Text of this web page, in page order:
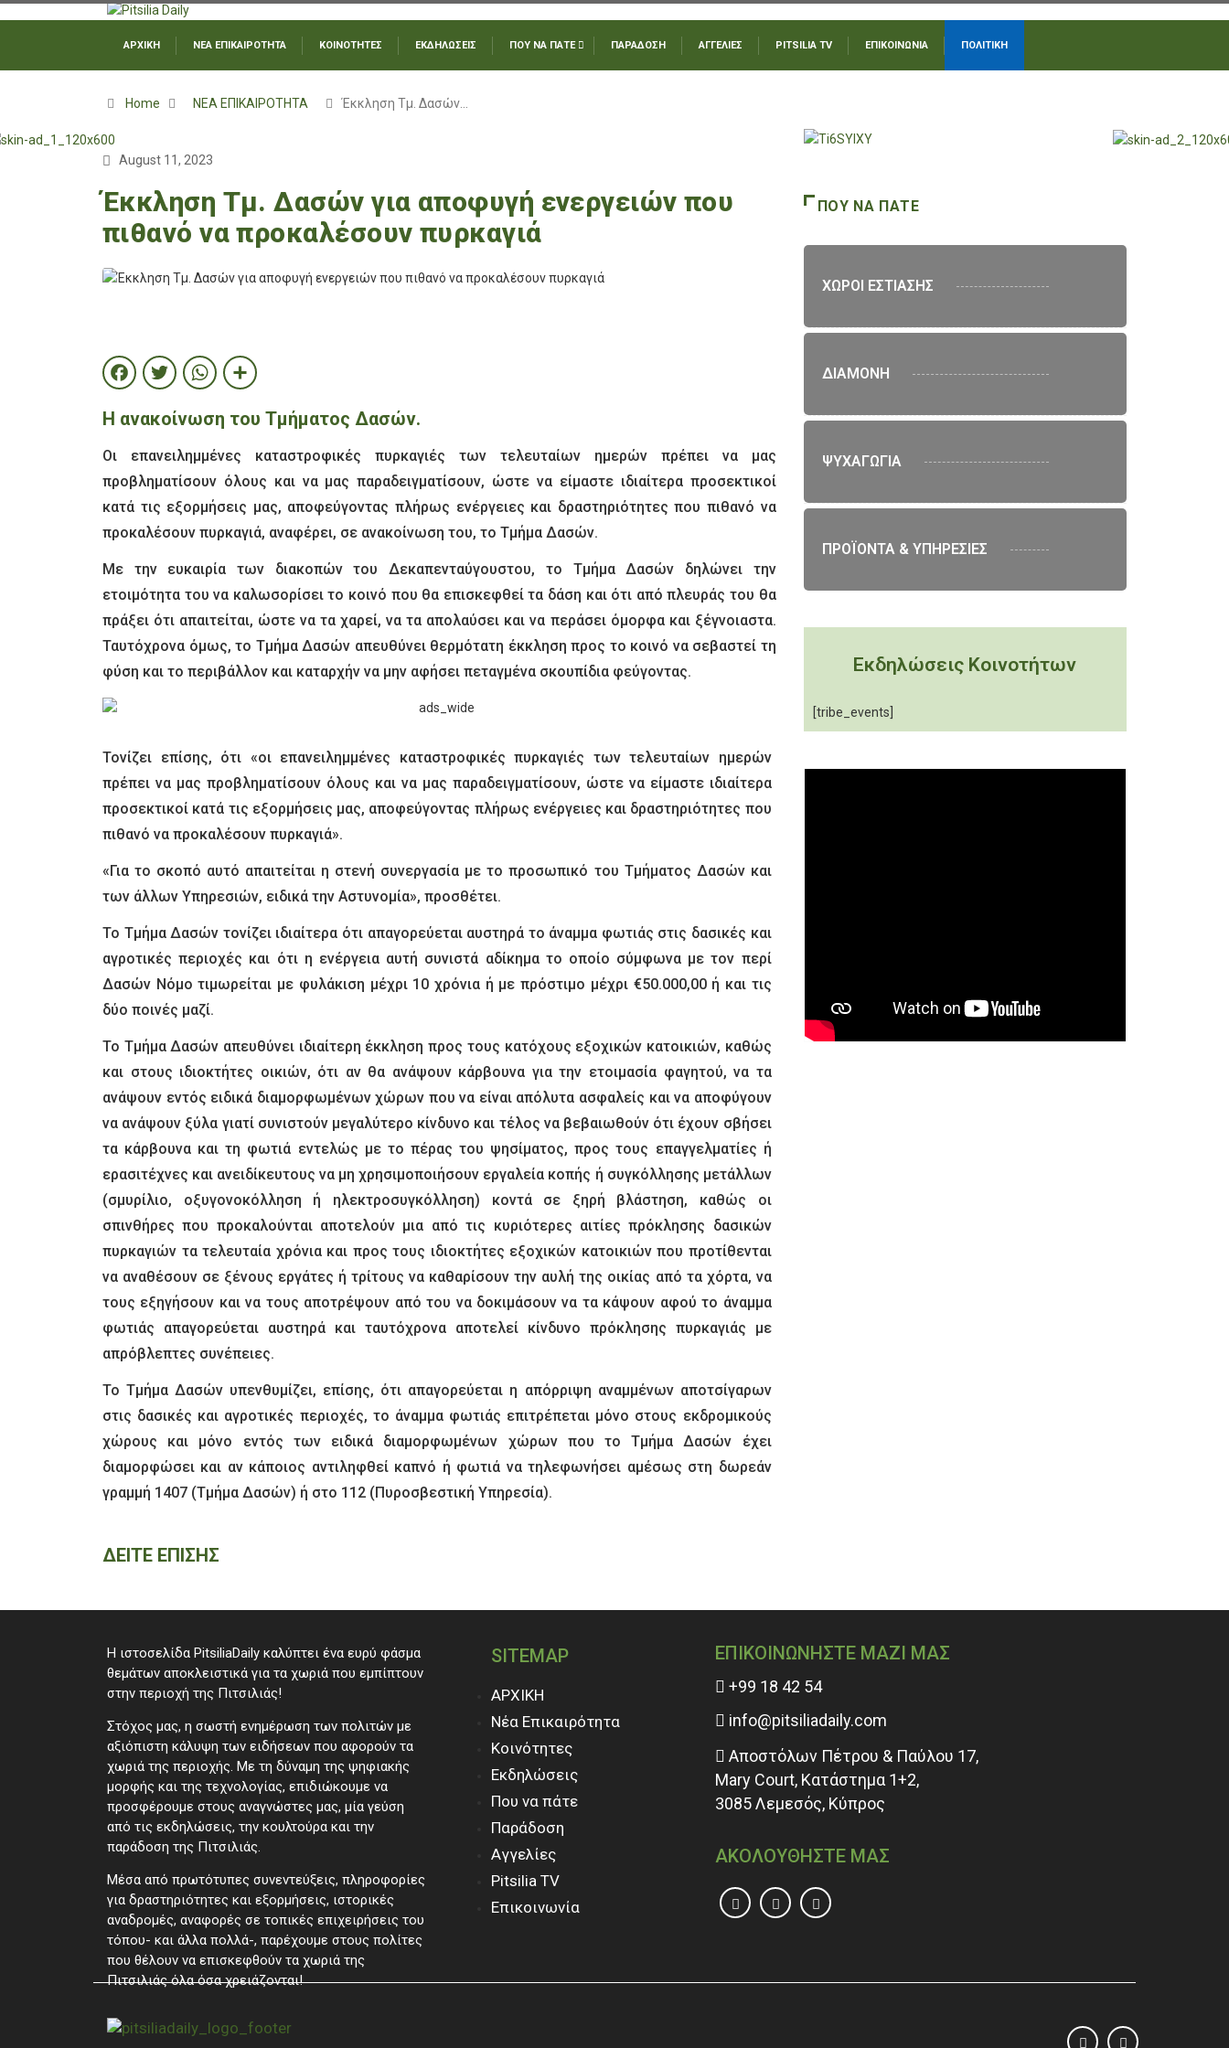
ΑΡΧΙΚΗ ΝΕΑ ΕΠΙΚΑΙΡΟΤΗΤΑ ΚΟΙΝΟΤΗΤΕΣ ΕΚΔΗΛΩΣΕΙΣ ΠΟΥ ΝΑ ΠΑΤΕ ΠΑΡΑΔΟΣΗ ΑΓΓΕΛΙΕΣ PITSILIA TV ΕΠΙΚΟΙΝΩΝΙΑ ΠΟΛΙΤΙΚΗ
Home ΝΕΑ ΕΠΙΚΑΙΡΟΤΗΤΑ Έκκληση Τμ. Δασών…
August 11, 2023
Έκκληση Τμ. Δασών για αποφυγή ενεργειών που
πιθανό να προκαλέσουν πυρκαγιά
Facebook
Twitter
WhatsApp
Share
Η ανακοίνωση του Τμήματος Δασών.
Οι επανειλημμένες καταστροφικές πυρκαγιές των τελευταίων ημερών πρέπει να μας
προβληματίσουν όλους και να μας παραδειγματίσουν, ώστε να είμαστε ιδιαίτερα προσεκτικοί
κατά τις εξορμήσεις μας, αποφεύγοντας πλήρως ενέργειες και δραστηριότητες που πιθανό να
προκαλέσουν πυρκαγιά, αναφέρει, σε ανακοίνωση του, το Τμήμα Δασών.
Με την ευκαιρία των διακοπών του Δεκαπενταύγουστου, το Τμήμα Δασών δηλώνει την
ετοιμότητα του να καλωσορίσει το κοινό που θα επισκεφθεί τα δάση και ότι από πλευράς του θα
πράξει ότι απαιτείται, ώστε να τα χαρεί, να τα απολαύσει και να περάσει όμορφα και ξέγνοιαστα.
Ταυτόχρονα όμως, το Τμήμα Δασών απευθύνει θερμότατη έκκληση προς το κοινό να σεβαστεί τη
φύση και το περιβάλλον και καταρχήν να μην αφήσει πεταγμένα σκουπίδια φεύγοντας.
Τονίζει επίσης, ότι «οι επανειλημμένες καταστροφικές πυρκαγιές των τελευταίων ημερών
πρέπει να μας προβληματίσουν όλους και να μας παραδειγματίσουν, ώστε να είμαστε ιδιαίτερα
προσεκτικοί κατά τις εξορμήσεις μας, αποφεύγοντας πλήρως ενέργειες και δραστηριότητες που
πιθανό να προκαλέσουν πυρκαγιά».
«Για το σκοπό αυτό απαιτείται η στενή συνεργασία με το προσωπικό του Τμήματος Δασών και
των άλλων Υπηρεσιών, ειδικά την Αστυνομία», προσθέτει.
Το Τμήμα Δασών τονίζει ιδιαίτερα ότι απαγορεύεται αυστηρά το άναμμα φωτιάς στις δασικές και
αγροτικές περιοχές και ότι η ενέργεια αυτή συνιστά αδίκημα το οποίο σύμφωνα με τον περί
Δασών Νόμο τιμωρείται με φυλάκιση μέχρι 10 χρόνια ή με πρόστιμο μέχρι €50.000,00 ή και τις
δύο ποινές μαζί.
Το Τμήμα Δασών απευθύνει ιδιαίτερη έκκληση προς τους κατόχους εξοχικών κατοικιών, καθώς
και στους ιδιοκτήτες οικιών, ότι αν θα ανάψουν κάρβουνα για την ετοιμασία φαγητού, να τα
ανάψουν εντός ειδικά διαμορφωμένων χώρων που να είναι απόλυτα ασφαλείς και να αποφύγουν
να ανάψουν ξύλα γιατί συνιστούν μεγαλύτερο κίνδυνο και τέλος να βεβαιωθούν ότι έχουν σβήσει
τα κάρβουνα και τη φωτιά εντελώς με το πέρας του ψησίματος, προς τους επαγγελματίες ή
ερασιτέχνες και ανειδίκευτους να μη χρησιμοποιήσουν εργαλεία κοπής ή συγκόλλησης μετάλλων
(σμυρίλιο, οξυγονοκόλληση ή ηλεκτροσυγκόλληση) κοντά σε ξηρή βλάστηση, καθώς οι
σπινθήρες που προκαλούνται αποτελούν μια από τις κυριότερες αιτίες πρόκλησης δασικών
πυρκαγιών τα τελευταία χρόνια και προς τους ιδιοκτήτες εξοχικών κατοικιών που προτίθενται
να αναθέσουν σε ξένους εργάτες ή τρίτους να καθαρίσουν την αυλή της οικίας από τα χόρτα, να
τους εξηγήσουν και να τους αποτρέψουν από του να δοκιμάσουν να τα κάψουν αφού το άναμμα
φωτιάς απαγορεύεται αυστηρά και ταυτόχρονα αποτελεί κίνδυνο πρόκλησης πυρκαγιάς με
απρόβλεπτες συνέπειες.
Το Τμήμα Δασών υπενθυμίζει, επίσης, ότι απαγορεύεται η απόρριψη αναμμένων αποτσίγαρων
στις δασικές και αγροτικές περιοχές, το άναμμα φωτιάς επιτρέπεται μόνο στους εκδρομικούς
χώρους και μόνο εντός των ειδικά διαμορφωμένων χώρων που το Τμήμα Δασών έχει
διαμορφώσει και αν κάποιος αντιληφθεί καπνό ή φωτιά να τηλεφωνήσει αμέσως στη δωρεάν
γραμμή 1407 (Τμήμα Δασών) ή στο 112 (Πυροσβεστική Υπηρεσία).
ΔΕΙΤΕ ΕΠΙΣΗΣ
ΠΟΥ ΝΑ ΠΑΤΕ
ΧΩΡΟΙ ΕΣΤΙΑΣΗΣ
ΔΙΑΜΟΝΗ
ΨΥΧΑΓΩΓΙΑ
ΠΡΟΪΟΝΤΑ & ΥΠΗΡΕΣΙΕΣ
Εκδηλώσεις Κοινοτήτων
[tribe_events]
Η ιστοσελίδα PitsiliaDaily καλύπτει ένα ευρύ φάσμα
θεμάτων αποκλειστικά για τα χωριά που εμπίπτουν
στην περιοχή της Πιτσιλιάς!
Στόχος μας, η σωστή ενημέρωση των πολιτών με
αξιόπιστη κάλυψη των ειδήσεων που αφορούν τα
χωριά της περιοχής. Με τη δύναμη της ψηφιακής
μορφής και της τεχνολογίας, επιδιώκουμε να
προσφέρουμε στους αναγνώστες μας, μία γεύση
από τις εκδηλώσεις, την κουλτούρα και την
παράδοση της Πιτσιλιάς.
Μέσα από πρωτότυπες συνεντεύξεις, πληροφορίες
για δραστηριότητες και εξορμήσεις, ιστορικές
αναδρομές, αναφορές σε τοπικές επιχειρήσεις του
τόπου- και άλλα πολλά-, παρέχουμε στους πολίτες
που θέλουν να επισκεφθούν τα χωριά της
Πιτσιλιάς όλα όσα χρειάζονται!
SITEMAP
ΑΡΧΙΚΗ
Νέα Επικαιρότητα
Κοινότητες
Εκδηλώσεις
Που να πάτε
Παράδοση
Αγγελίες
Pitsilia TV
Επικοινωνία
ΕΠΙΚΟΙΝΩΝΗΣΤΕ ΜΑΖΙ ΜΑΣ
+99 18 42 54
info@pitsiliadaily.com
Αποστόλων Πέτρου & Παύλου 17,
Mary Court, Κατάστημα 1+2,
3085 Λεμεσός, Κύπρος
ΑΚΟΛΟΥΘΗΣΤΕ ΜΑΣ